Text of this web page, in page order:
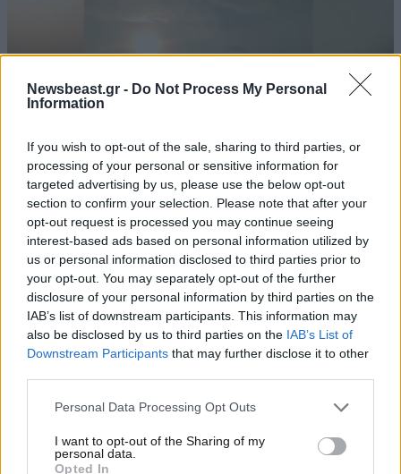
Newsbeast.gr - Do Not Process My Personal
Information
If you wish to opt-out of the sale, sharing to third parties, or
processing of your personal or sensitive information for
targeted advertising by us, please use the below opt-out
section to confirm your selection. Please note that after your
opt-out request is processed you may continue seeing
interest-based ads based on personal information utilized by
us or personal information disclosed to third parties prior to
your opt-out. You may separately opt-out of the further
disclosure of your personal information by third parties on the
IAB’s list of downstream participants. This information may
also be disclosed by us to third parties on the IAB’s List of
Downstream Participants that may further disclose it to other
Please note that this website/app uses one or more Google
not limited to your visit or usage behaviour. You may click to
grant or deny consent to Google and its third-party tags to
Personal Data Processing Opt Outs
I want to opt-out of the Sharing of my
personal data.
Opted In
ΕΛΛΑΔΑ3 ω. πριν
Βίντεο-ντοκουμέντο από το θανατηφόρο
τροχαίο στις Σέρρες: Η στιγμή που το ΙΧ μπαίνει
στο αντίθετο ρεύμα – Ακαριαία πέθαναν γιος
και μητέρα